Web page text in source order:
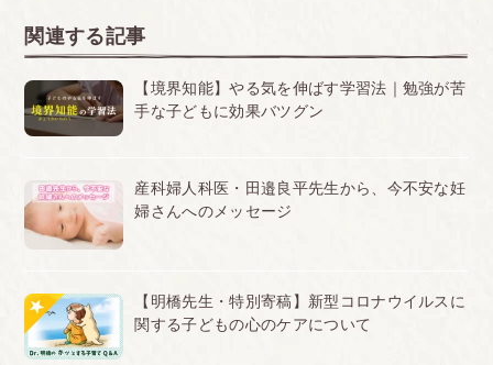
関連する記事
【境界知能】やる気を伸ばす学習法｜勉強が苦
手な子どもに効果バツグン
産科婦人科医・田邉良平先生から、今不安な妊
婦さんへのメッセージ
【明橋先生・特別寄稿】新型コロナウイルスに
関する子どもの心のケアについて